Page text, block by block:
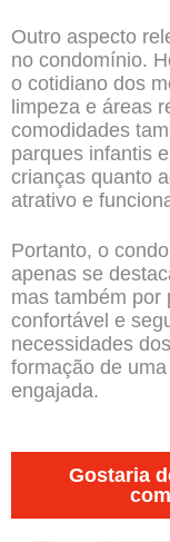
Outro aspecto
no condomínio.
o cotidiano dos
limpeza e áreas
comodidades
parques infantis
crianças quanto
atrativo e
Portanto, o
apenas se
mas também por
confortável e
necessidades
formação de
engajada.
Gostaria